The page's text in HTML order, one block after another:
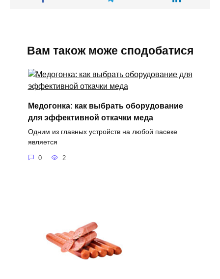
Вам також може сподобатися
Медогонка: как выбрать оборудование
для эффективной откачки меда
Одним из главных устройств на любой пасеке
является
0 2